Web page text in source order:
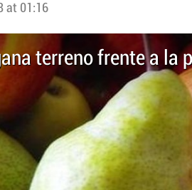
at 01:16
terreno frente a la